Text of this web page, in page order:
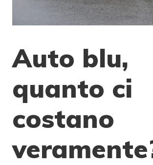
Auto blu,
quanto ci
costano